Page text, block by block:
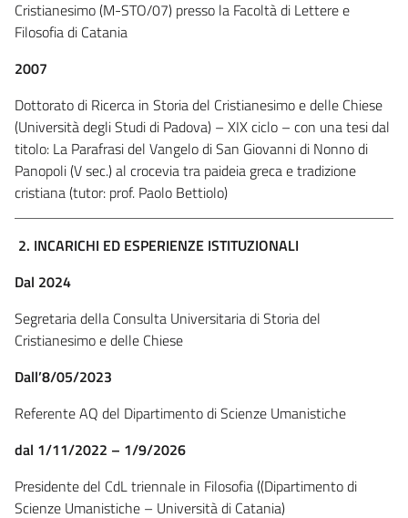
Cristianesimo (M-STO/07) presso la Facoltà di Lettere e
Filosofia di Catania
2007
Dottorato di Ricerca in Storia del Cristianesimo e delle Chiese
(Università degli Studi di Padova) – XIX ciclo – con una tesi dal
titolo: La Parafrasi del Vangelo di San Giovanni di Nonno di
Panopoli (V sec.) al crocevia tra paideia greca e tradizione
cristiana (tutor: prof. Paolo Bettiolo)
2. INCARICHI ED ESPERIENZE ISTITUZIONALI
Dal 2024
Segretaria della Consulta Universitaria di Storia del
Cristianesimo e delle Chiese
Dall’8/05/2023
Referente AQ del Dipartimento di Scienze Umanistiche
dal 1/11/2022 – 1/9/2026
Presidente del CdL triennale in Filosofia ((Dipartimento di
Scienze Umanistiche – Università di Catania)